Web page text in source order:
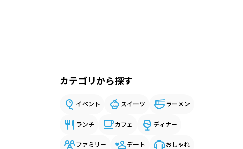
カテゴリから探す
イベント スイーツ ラーメン
ランチ カフェ ディナー
ファミリー デート おしゃれ